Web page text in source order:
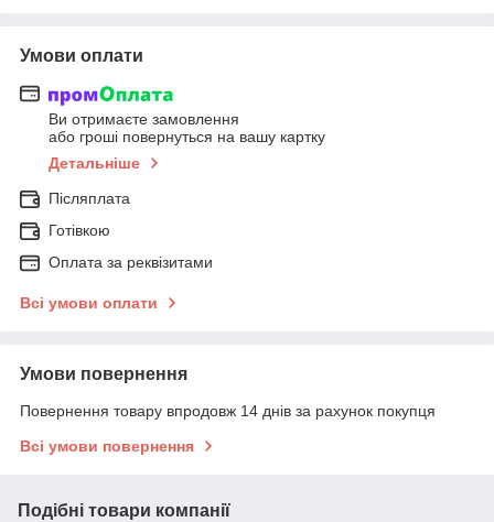
Умови оплати
Ви отримаєте замовлення
або гроші повернуться на вашу картку
Детальніше
Післяплата
Готівкою
Оплата за реквізитами
Всі умови оплати
Умови повернення
Повернення товару впродовж 14 днів за рахунок покупця
Всі умови повернення
Подібні товари компанії